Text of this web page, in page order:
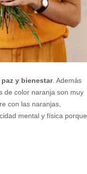
paz y bienestar. Además
de color naranja son muy
con las naranjas,
mental y física porque